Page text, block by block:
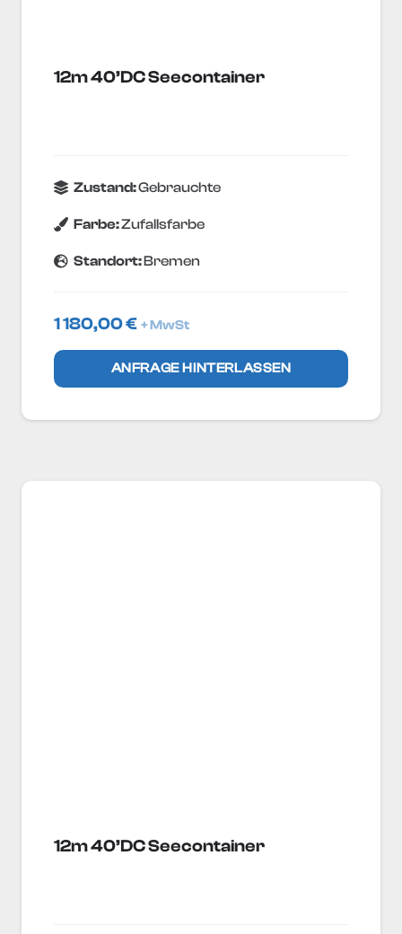
12m 40’DC Seecontainer
Zustand:Gebrauchte
Farbe:Zufallsfarbe
Standort:Bremen
1 180,00€ + MwSt
ANFRAGE HINTERLASSEN
12m 40’DC Seecontainer